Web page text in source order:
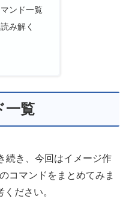
ンド一覧
み解く
一覧
続き、今回はイメージ作
コマンドをまとめてみま
ださい。